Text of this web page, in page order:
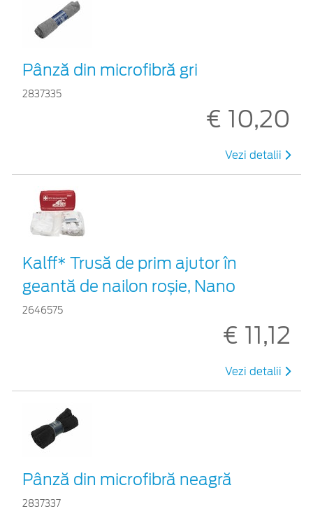
Pânză din microfibră gri
2837335
€ 10,20
Vezi detalii
Kalff* Trusă de prim ajutor în
geantă de nailon roșie, Nano
2646575
€ 11,12
Vezi detalii
Pânză din microfibră neagră
2837337